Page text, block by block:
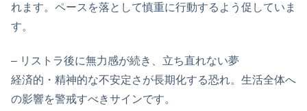
れます。ペースを落として慎重に行動するよう促していま
す。
– リストラ後に無力感が続き、立ち直れない夢
経済的・精神的な不安定さが長期化する恐れ。生活全体へ
の影響を警戒すべきサインです。